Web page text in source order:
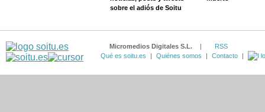
sobre el adiós de Soitu
Micromedios Digitales S.L. |
RSS
Qué es soitu.es
| Quiénes somos | Contacto |